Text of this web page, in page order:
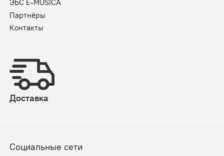
ЭБС E-MUSICA
Партнёры
Контакты
Доставка
Социальные сети